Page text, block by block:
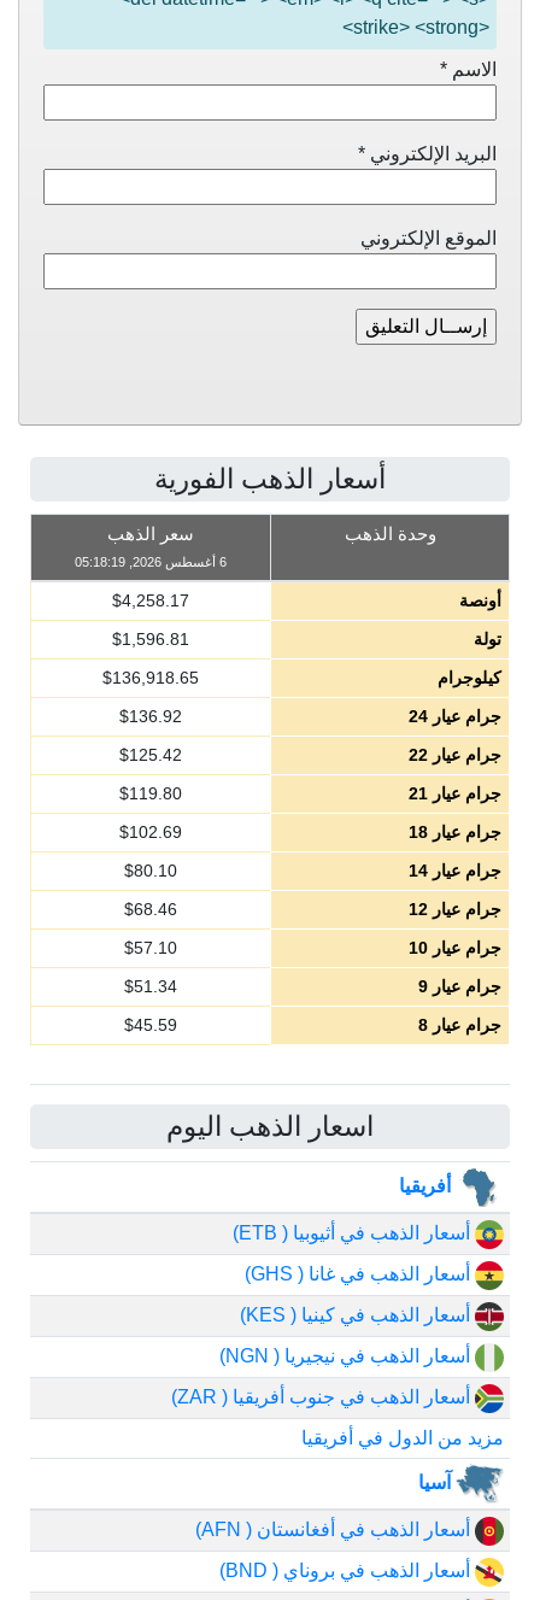
<strike> <strong>
الاسم *
البريد الإلكتروني *
الموقع الإلكتروني
أسعار الذهب الفورية
وحدة الذهب سعر الذهب
6 أغسطس 2026, 05:18:19
أونصة $4,258.17
تولة
$1,596.81
كيلوجرام
$136,918.65
جرام عيار 24
$136.92
جرام عيار 22
$125.42
جرام عيار 21
$119.80
جرام عيار 18
$102.69
جرام عيار 14
$80.10
جرام عيار 12
$68.46
جرام عيار 10
$57.10
جرام عيار 9
$51.34
جرام عيار 8
$45.59
اسعار الذهب اليوم
أفريقيا
أسعار الذهب في أثيوبيا ( ETB)
أسعار الذهب في غانا ( GHS)
أسعار الذهب في كينيا ( KES)
أسعار الذهب في نيجيريا ( NGN)
أسعار الذهب في جنوب أفريقيا ( ZAR)
مزيد من الدول في أفريقيا
آسيا
أسعار الذهب في أفغانستان ( AFN)
أسعار الذهب في بروناي ( BND)